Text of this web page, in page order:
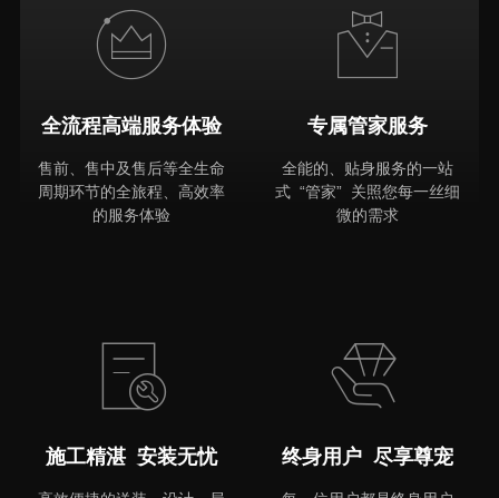
全流程高端服务体验
售前、售中及售后等全生命
周期环节的全旅程、高效率
的服务体验
专属管家服务
全能的、贴身服务的一站
式 “管家” 关照您每一丝细
微的需求
施工精湛 安装无忧 终身用户 尽享尊宠